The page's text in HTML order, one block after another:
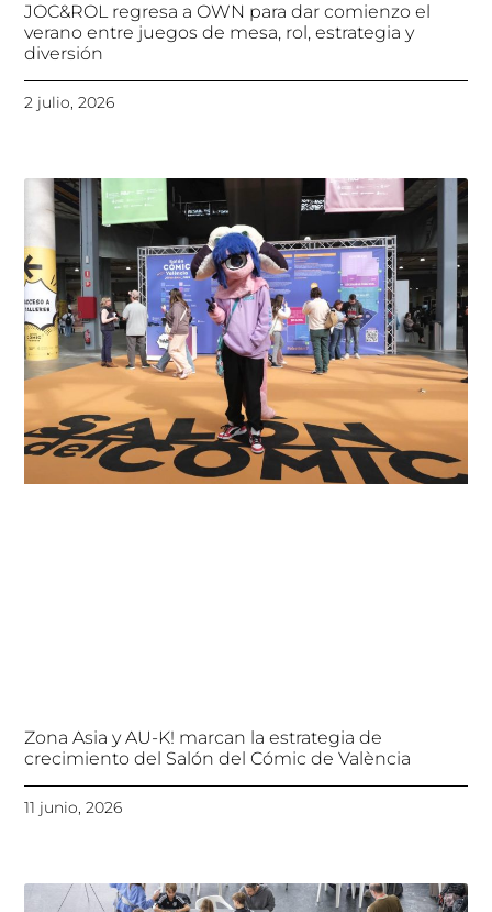
JOC&ROL regresa a OWN para dar comienzo el
verano entre juegos de mesa, rol, estrategia y
diversión
2 julio, 2026
Zona Asia y AU-K! marcan la estrategia de
crecimiento del Salón del Cómic de València
11 junio, 2026